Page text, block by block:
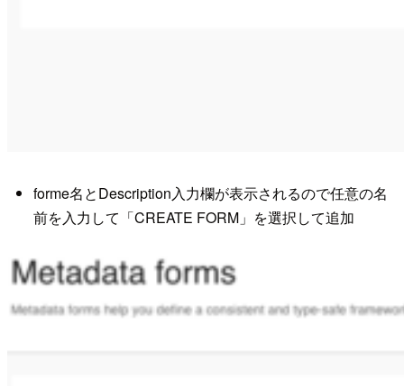
forme名とDescription入力欄が表示されるので任意の名
前を入力して「CREATE FORM」を選択して追加